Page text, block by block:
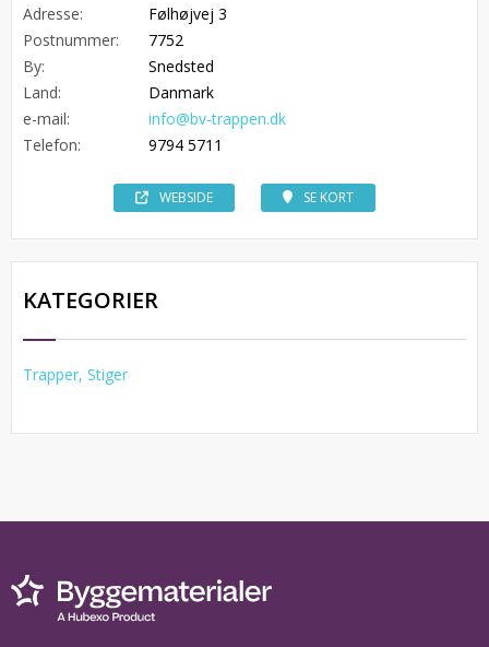
Adresse:
Følhøjvej 3
Postnummer:
7752
By:
Snedsted
Land:
Danmark
e-mail:
info@bv-trappen.dk
Telefon:
9794 5711
WEBSIDE SE KORT
KATEGORIER
Trapper, Stiger